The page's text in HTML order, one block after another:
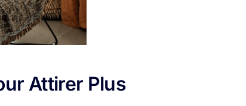
Attirer Plus